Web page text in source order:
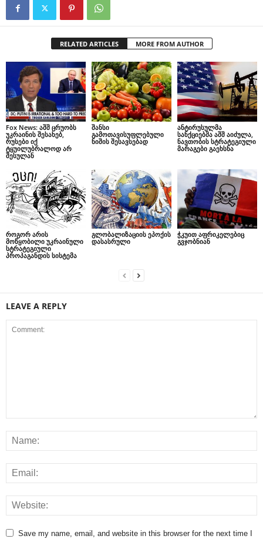
RELATED ARTICLES MORE FROM AUTHOR
Fox News: აშშ ცრუობს
უკრაინის შესახებ,
რუსები იქ
ტყუილუბრალოდ არ
შესულან
შანსი
გამოთავისუფლებული
ნიშის შესავსებად
ანტირუსულმა
სანქციებმა აშშ აიძულა,
ნავთობის სტრატეგიული
მარაგები გაეხსნა
როგორ არის
მოწყობილი უკრაინული
სტრატეგიული
პროპაგანდის სისტემა
გლობალიზაციის ეპოქის
დასასრული
ჭკუით აფრიკელებიც
გვჯობნიან
LEAVE A REPLY
Save my name, email, and website in this browser for the next time I